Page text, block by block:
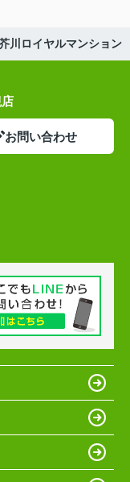
川ロイヤルマンション
お問い合わせ